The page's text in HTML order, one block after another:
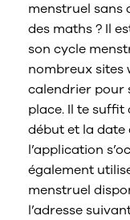
menstruel sans
des maths ? Il
son cycle
nombreux sites
calendrier pour
place. Il te suffit
début et la date
l’application
également
menstruel
l’adresse